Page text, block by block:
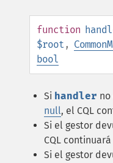
function
$root ,
bool
Si handler
null, el CQL
Si el gestor
CQL
Si el gestor